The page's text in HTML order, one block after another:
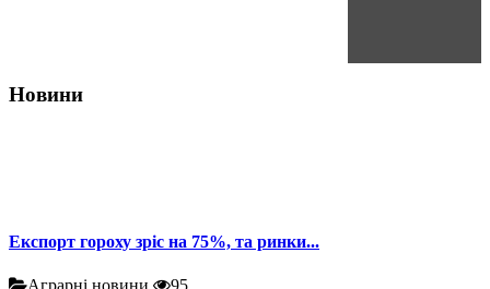
Новини
Експорт гороху зріс на 75%, та ринки...
Аграрні новини 95